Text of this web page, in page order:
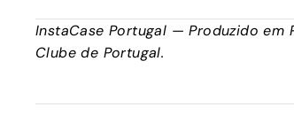
InstaCase Portugal — Produzido em
Clube de Portugal.